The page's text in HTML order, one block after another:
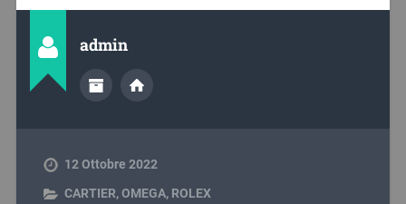
admin
12 Ottobre 2022
CARTIER,OMEGA, ROLEX